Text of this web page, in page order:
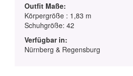
Outfit Maße:
Körpergröße : 1,83 m
Schuhgröße: 42
Verfügbar in:
Nürnberg & Regensburg